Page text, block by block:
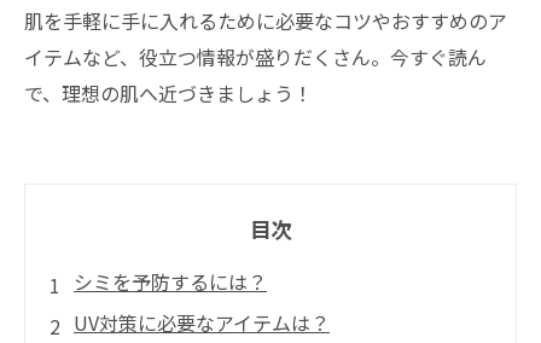
肌を手軽に手に入れるために必要なコツやおすすめのア
イテムなど、役立つ情報が盛りだくさん。今すぐ読ん
で、理想の肌へ近づきましょう！
目次
シミを予防するには？
UV対策に必要なアイテムは？